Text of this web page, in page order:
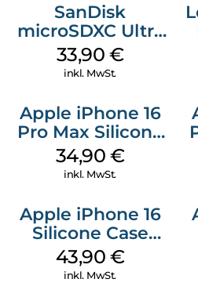
SanDisk
microSDXC Ultra
128 GB + Adapter
Mobile
33,90 €
inkl. MwSt.
Apple iPhone 16
Pro Max Silicone
Case MagSafe
Denim
34,90 €
inkl. MwSt.
Apple iPhone 16
Silicone Case
MagSafe Plum
43,90 €
inkl. MwSt.